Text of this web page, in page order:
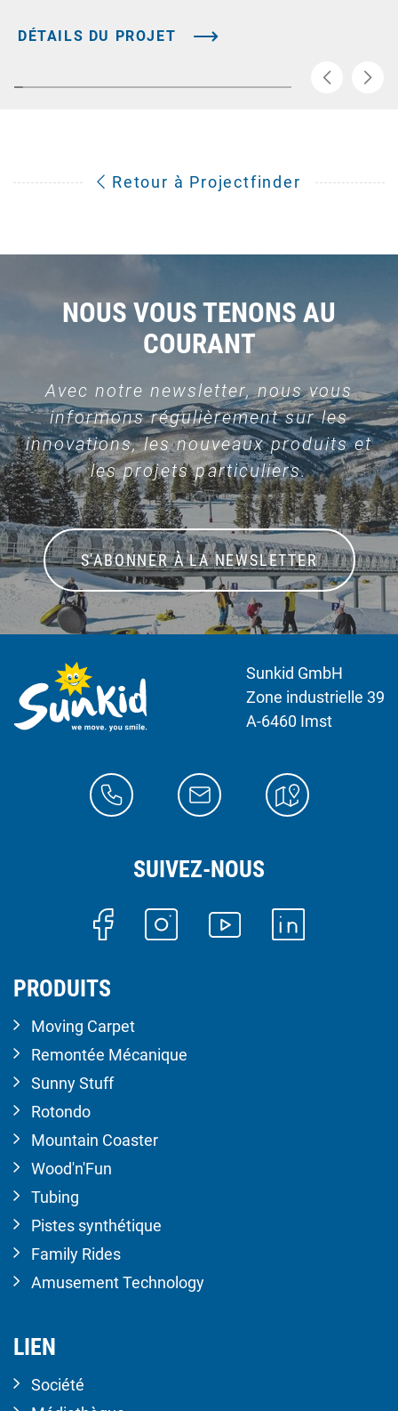
DÉTAILS DU PROJET
Retour à Projectfinder
NOUS VOUS TENONS AU
COURANT
Avec notre newsletter, nous vous
informons régulièrement sur les
innovations, les nouveaux produits et
les projets particuliers.
S'ABONNER À LA NEWSLETTER
Sunkid GmbH
Zone industrielle 39
A-6460 Imst
SUIVEZ-NOUS
PRODUITS
Moving Carpet
Remontée Mécanique
Sunny Stuff
Rotondo
Mountain Coaster
Wood'n'Fun
Tubing
Pistes synthétique
Family Rides
Amusement Technology
LIEN
Société